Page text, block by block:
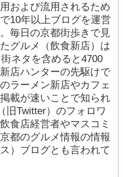
および流用されるため
10年以上ブログを運営
毎日の京都街歩きで見
グルメ（飲食新店）は
ネタを含めると4700
店ハンターの先駆けで
ラーメン新店やカフェ
載が速いことで知られ
旧Twitter）のフォロワ
食店経営者やマスコミ
都のグルメ情報の情報
）ブログとも言われて